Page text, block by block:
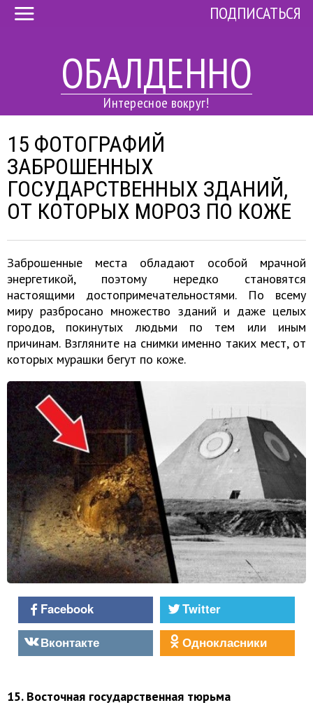
ОБАЛДЕННО
Интересное вокруг!
ПОДПИСАТЬСЯ
15 ФОТОГРАФИЙ
ЗАБРОШЕННЫХ
ГОСУДАРСТВЕННЫХ ЗДАНИЙ,
ОТ КОТОРЫХ МОРОЗ ПО КОЖЕ
Заброшенные места обладают особой мрачной
энергетикой, поэтому нередко становятся
настоящими достопримечательностями. По всему
миру разбросано множество зданий и даже целых
городов, покинутых людьми по тем или иным
причинам. Взгляните на снимки именно таких мест, от
которых мурашки бегут по коже.
Facebook
Twitter
Вконтакте
Однокласники
15. Восточная государственная тюрьма